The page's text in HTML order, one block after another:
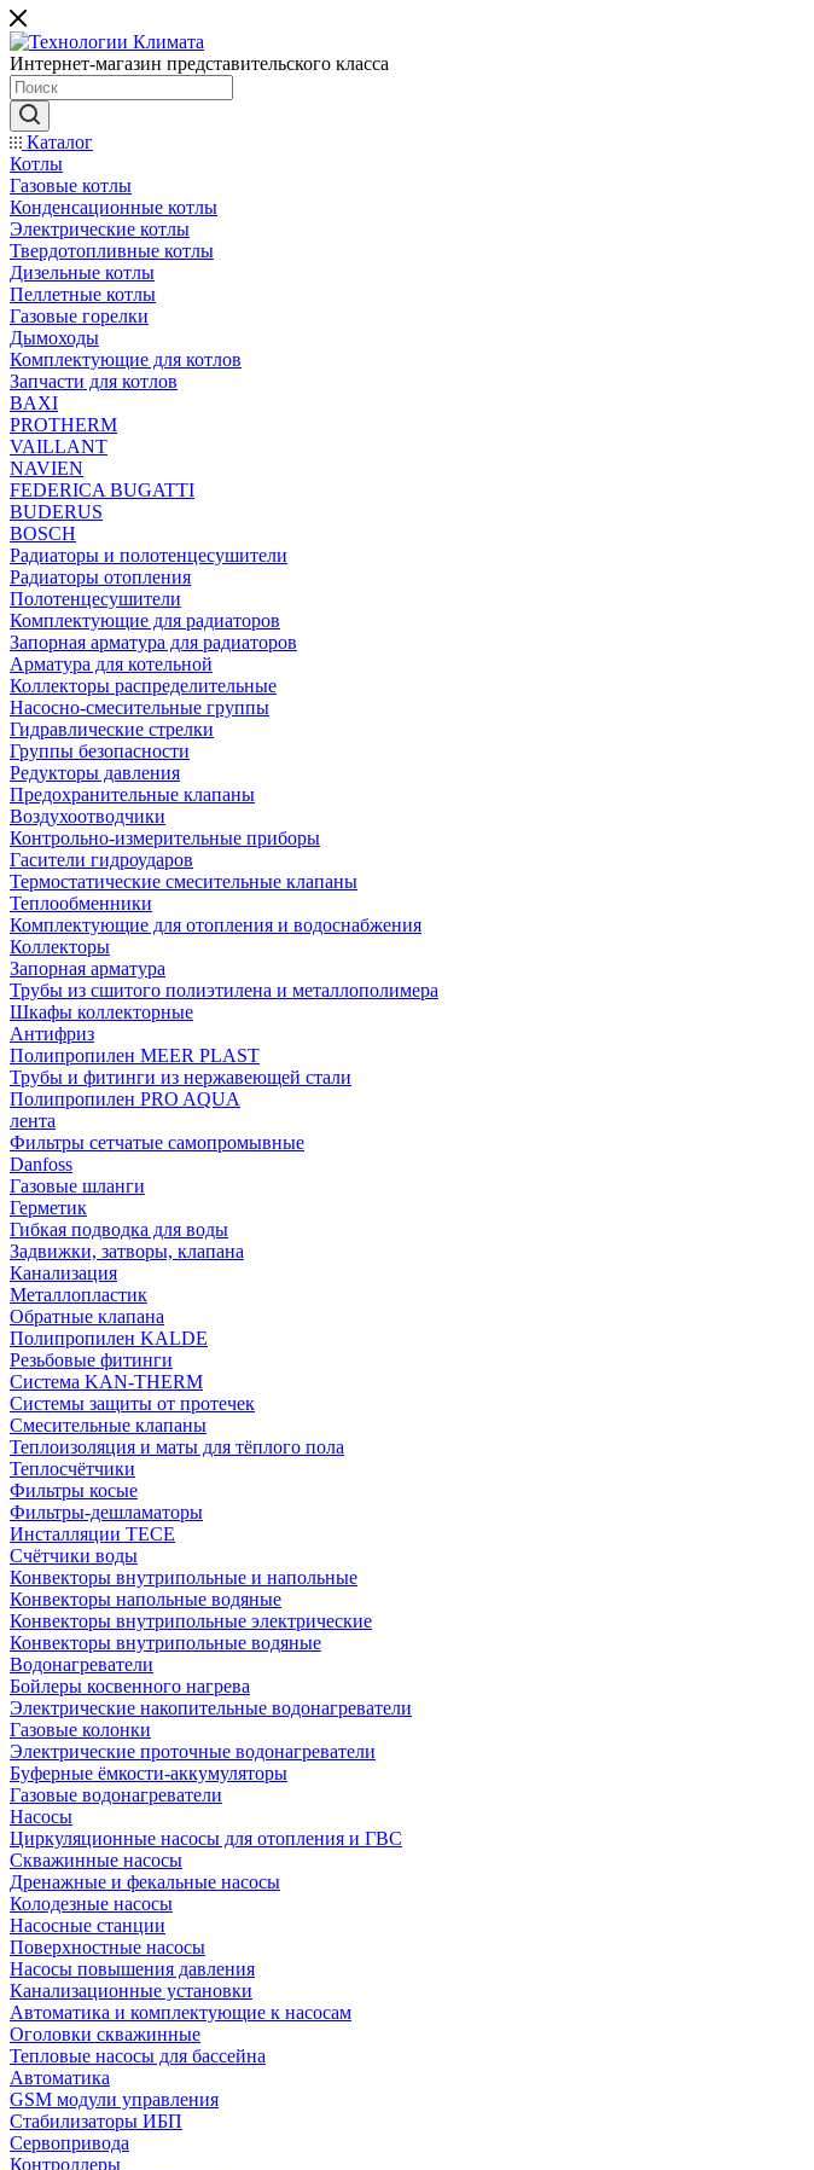
Интернет-магазин представительского класса
Каталог
Котлы
Газовые котлы
Конденсационные котлы
Электрические котлы
Твердотопливные котлы
Дизельные котлы
Пеллетные котлы
Газовые горелки
Дымоходы
Комплектующие для котлов
Запчасти для котлов
BAXI
PROTHERM
VAILLANT
NAVIEN
FEDERICA BUGATTI
BUDERUS
BOSCH
Радиаторы и полотенцесушители
Радиаторы отопления
Полотенцесушители
Комплектующие для радиаторов
Запорная арматура для радиаторов
Арматура для котельной
Коллекторы распределительные
Насосно-смесительные группы
Гидравлические стрелки
Группы безопасности
Редукторы давления
Предохранительные клапаны
Воздухоотводчики
Контрольно-измерительные приборы
Гасители гидроударов
Термостатические смесительные клапаны
Теплообменники
Комплектующие для отопления и водоснабжения
Коллекторы
Запорная арматура
Трубы из сшитого полиэтилена и металлополимера
Шкафы коллекторные
Антифриз
Полипропилен MEER PLAST
Трубы и фитинги из нержавеющей стали
Полипропилен PRO AQUA
лента
Фильтры сетчатые самопромывные
Danfoss
Газовые шланги
Герметик
Гибкая подводка для воды
Задвижки, затворы, клапана
Канализация
Металлопластик
Обратные клапана
Полипропилен KALDE
Резьбовые фитинги
Система KAN-THERM
Системы защиты от протечек
Смесительные клапаны
Теплоизоляция и маты для тёплого пола
Теплосчётчики
Фильтры косые
Фильтры-дешламаторы
Инсталляции TECE
Счётчики воды
Конвекторы внутрипольные и напольные
Конвекторы напольные водяные
Конвекторы внутрипольные электрические
Конвекторы внутрипольные водяные
Водонагреватели
Бойлеры косвенного нагрева
Электрические накопительные водонагреватели
Газовые колонки
Электрические проточные водонагреватели
Буферные ёмкости-аккумуляторы
Газовые водонагреватели
Насосы
Циркуляционные насосы для отопления и ГВС
Скважинные насосы
Дренажные и фекальные насосы
Колодезные насосы
Насосные станции
Поверхностные насосы
Насосы повышения давления
Канализационные установки
Автоматика и комплектующие к насосам
Оголовки скважинные
Тепловые насосы для бассейна
Автоматика
GSM модули управления
Стабилизаторы ИБП
Сервопривода
Контроллеры